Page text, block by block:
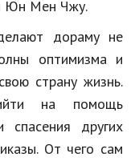
Юн Мен Чжу.
дораму не
оптимизма и
страну жизнь.
на помощь
других
От чего сам